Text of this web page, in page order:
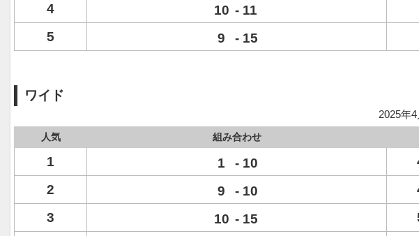
4
10 - 11
5
9 - 15
ワイド
2025年
人気 組み合わせ
1 1 - 10
2
9 - 10
3
10 - 15